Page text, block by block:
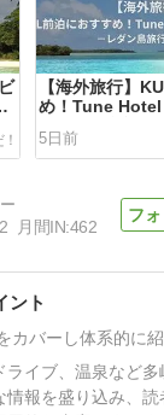
【海外旅行】
め！Tune
5日前
月間IN:462
ント
カバーし体系的に
イブ、温泉など
情報を盛り込み、